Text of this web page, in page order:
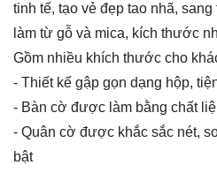
tinh tế, tạo vẻ đẹp tao nhã,
làm từ gỗ và mica, kích thước
Gồm nhiều khích thước cho
- Thiết kế gập gọn dạng hộp,
- Bàn cờ được làm bằng chất
- Quân cờ được khắc sắc nét,
bật